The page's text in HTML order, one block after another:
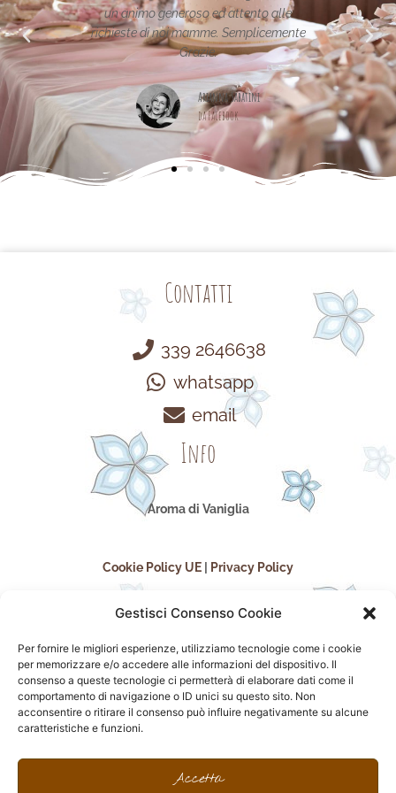
Gestisci Consenso Cookie
Per fornire le migliori esperienze, utilizziamo tecnologie come i cookie
per memorizzare e/o accedere alle informazioni del dispositivo. Il
consenso a queste tecnologie ci permetterà di elaborare dati come il
comportamento di navigazione o ID unici su questo sito. Non
acconsentire o ritirare il consenso può influire negativamente su alcune
caratteristiche e funzioni.
Accetta
un animo generoso ed attento alle
richieste di noi mamme. Semplicemente
Grazie.
Arianna Sabatini
da Facebook
Contatti
339 2646638
whatsapp
email
Info
Aroma di Vaniglia
Cookie Policy UE Privacy Policy
seguici sui social
F
I
n
P
i
F